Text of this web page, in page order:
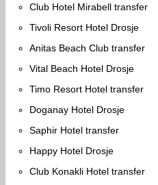
Club Hotel Mirabell transfer
Tivoli Resort Hotel Drosje
Anitas Beach Club transfer
Vital Beach Hotel Drosje
Timo Resort Hotel transfer
Doganay Hotel Drosje
Saphir Hotel transfer
Happy Hotel Drosje
Club Konakli Hotel transfer